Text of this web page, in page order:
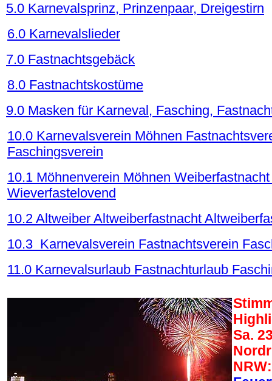
5.0 Karnevalsprinz, Prinzenpaar, Dreigestirn
6.0 Karnevalslieder
7.0 Fastnachtsgebäck
8.0 Fastnachtskostüme
9.0 Masken für Karneval, Fasching,
10.0 Karnevalsverein Möhnen
Faschingsverein
10.1 Möhnenverein Möhnen
Wieverfastelovend
10.2 Altweiber Altweiberfastnacht
10.3 Karnevalsverein Fastnachtsverein
11.0 Karnevalsurlaub Fastnachturlaub
Sa.
NRW: